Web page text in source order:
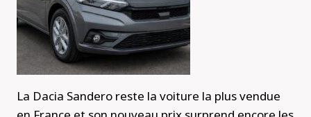
La Dacia Sandero reste la voiture la plus vendue